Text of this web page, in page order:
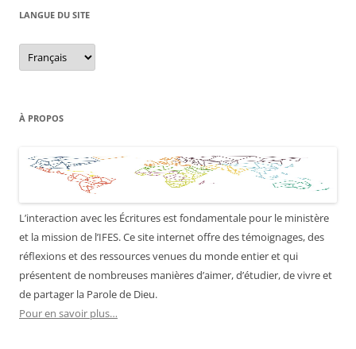
LANGUE DU SITE
Langue
du
site
À PROPOS
L’interaction avec les Écritures est fondamentale pour le ministère
et la mission de l’IFES. Ce site internet offre des témoignages, des
réflexions et des ressources venues du monde entier et qui
présentent de nombreuses manières d’aimer, d’étudier, de vivre et
de partager la Parole de Dieu.
Pour en savoir plus…